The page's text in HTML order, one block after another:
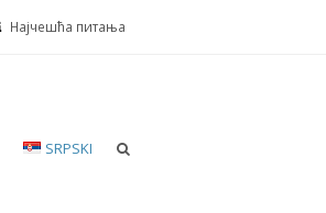
Најчешћа питања
SRPSKI